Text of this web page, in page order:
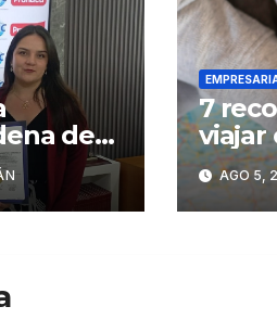
de
7
viajar
AGO 5,